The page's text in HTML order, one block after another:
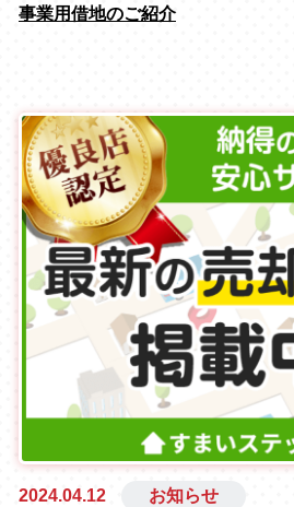
事業用借地のご紹介
2024.04.12 お知らせ